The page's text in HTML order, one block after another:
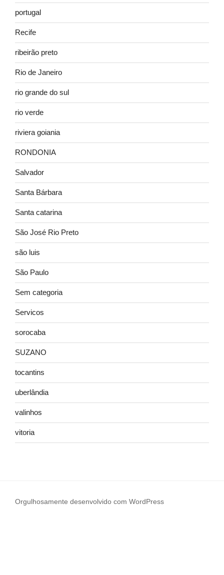
portugal
Recife
ribeirão preto
Rio de Janeiro
rio grande do sul
rio verde
riviera goiania
RONDONIA
Salvador
Santa Bárbara
Santa catarina
São José Rio Preto
são luis
São Paulo
Sem categoria
Servicos
sorocaba
SUZANO
tocantins
uberlândia
valinhos
vitoria
Orgulhosamente desenvolvido com WordPress